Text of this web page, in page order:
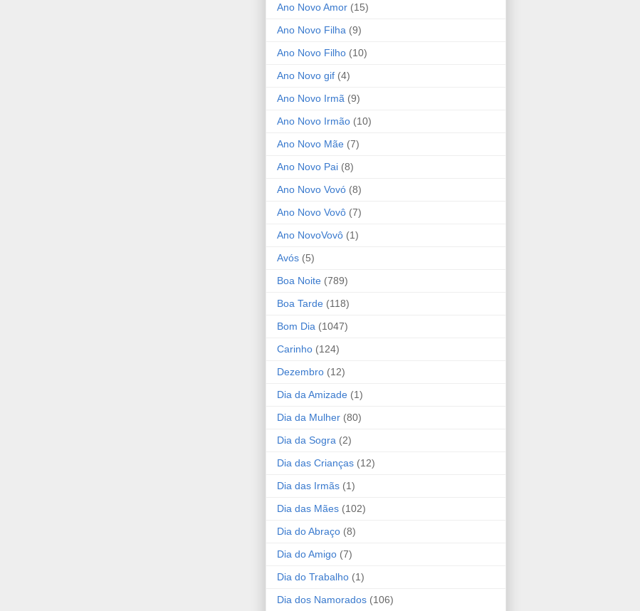
Ano Novo Amor (15)
Ano Novo Filha (9)
Ano Novo Filho (10)
Ano Novo gif (4)
Ano Novo Irmã (9)
Ano Novo Irmão (10)
Ano Novo Mãe (7)
Ano Novo Pai (8)
Ano Novo Vovó (8)
Ano Novo Vovô (7)
Ano NovoVovô (1)
Avós (5)
Boa Noite (789)
Boa Tarde (118)
Bom Dia (1047)
Carinho (124)
Dezembro (12)
Dia da Amizade (1)
Dia da Mulher (80)
Dia da Sogra (2)
Dia das Crianças (12)
Dia das Irmãs (1)
Dia das Mães (102)
Dia do Abraço (8)
Dia do Amigo (7)
Dia do Trabalho (1)
Dia dos Namorados (106)